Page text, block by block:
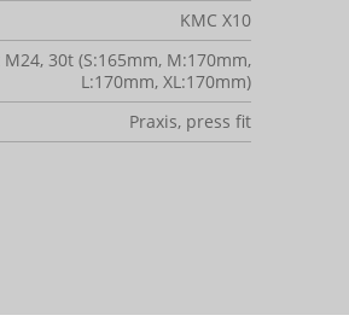
KMC X10
30t (S:165mm, M:170mm,
L:170mm, XL:170mm)
Praxis, press fit